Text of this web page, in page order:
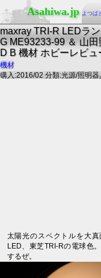
Asahiwa.jp よつば
maxray TRI-R LEDラ
G ME93233-99 ＆ 山
D B 機材 ホビーレビュ
機材
購入:2016/02 分類:光源/照明器
太陽光のスペクトルを大
LED、東芝TRI-Rの電球色
するぜ。